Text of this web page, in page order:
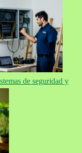
de seguridad y